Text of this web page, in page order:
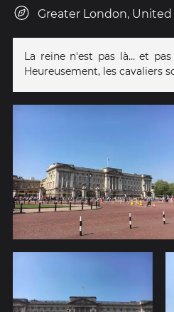
Greater London,
La reine n'est pas là... et
Heureusement, les cavaliers